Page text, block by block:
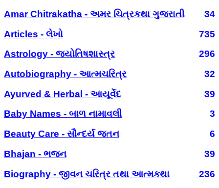
Amar Chitrakatha - અમર ચિત્રકથા ગુજરાતી
34
Articles - લેખો
735
Astrology - જ્યોતિષશાસ્ત્ર
296
Autobiography - આત્મચરિત્ર
32
Ayurved & Herbal - આયૂર્વેદ
39
Baby Names - બાળ નામાવલી
3
Beauty Care - સૌન્દર્ય જતન
6
Bhajan - ભજન
39
Biography - જીવન ચરિત્ર તથા આત્મકથા
236